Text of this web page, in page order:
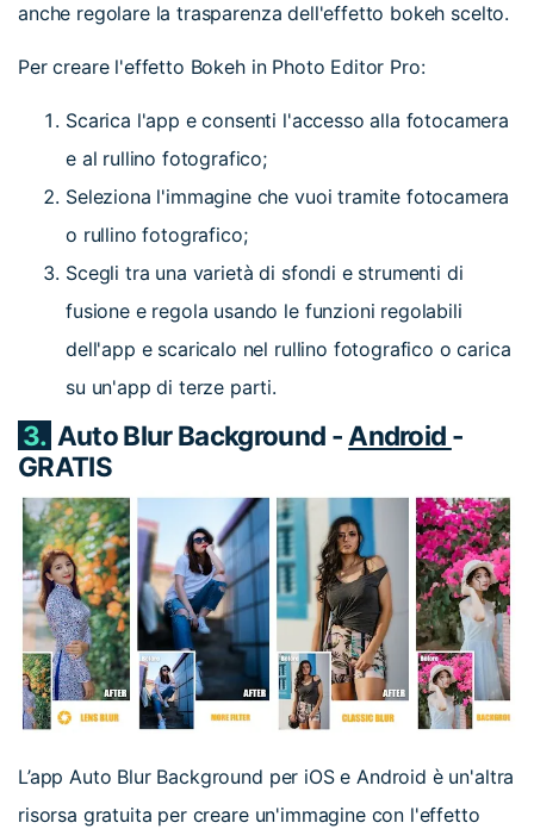
anche regolare la trasparenza dell'effetto bokeh scelto.
Per creare l'effetto Bokeh in Photo Editor Pro:
Scarica l'app e consenti l'accesso alla fotocamera
e al rullino fotografico;
Seleziona l'immagine che vuoi tramite fotocamera
o rullino fotografico;
Scegli tra una varietà di sfondi e strumenti di
fusione e regola usando le funzioni regolabili
dell'app e scaricalo nel rullino fotografico o carica
su un'app di terze parti.
3. Auto Blur Background -Android -
GRATIS
L’app Auto Blur Background per iOS e Android è un'altra
risorsa gratuita per creare un'immagine con l'effetto